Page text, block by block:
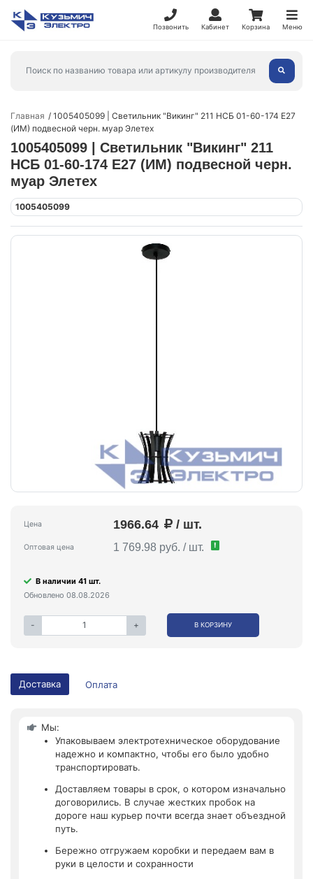
Позвонить Кабинет Корзина Меню
Главная
1005405099 | Светильник "Викинг" 211 НСБ 01-60-174 Е27
(ИМ) подвесной черн. муар Элетех
1005405099 | Светильник "Викинг" 211
НСБ 01-60-174 Е27 (ИМ) подвесной черн.
муар Элетех
1005405099
Цена 1966.64 / шт.
Оптовая цена 1 769.98 руб. / шт. !
В наличии 41 шт.
Обновлено 08.08.2026
- + В КОРЗИНУ
Доставка Оплата
Мы:
Упаковываем электротехническое оборудование
надежно и компактно, чтобы его было удобно
транспортировать.
Доставляем товары в срок, о котором изначально
договорились. В случае жестких пробок на
дороге наш курьер почти всегда знает объездной
путь.
Бережно отгружаем коробки и передаем вам в
руки в целости и сохранности